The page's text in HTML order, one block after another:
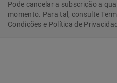
Pode cancelar a subscrição a
momento. Para tal, consulte
Condições e Política de